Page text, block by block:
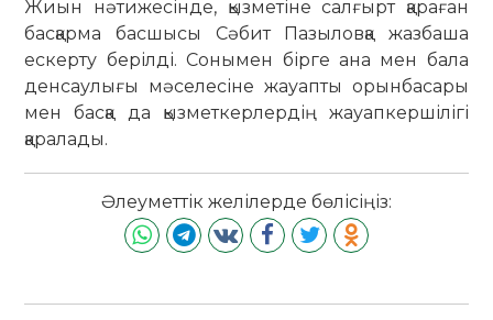
Жиын нәтижесінде, қызметіне салғырт қараған
басқарма басшысы Сәбит Пазыловқа жазбаша
ескерту берілді. Сонымен бірге ана мен бала
денсаулығы мәселесіне жауапты орынбасары
мен басқа да қызметкерлердің жауапкершілігі
қаралады.
Әлеуметтік желілерде бөлісіңіз: